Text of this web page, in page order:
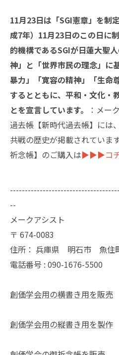
11月23日は「SGI憲章」を制
成7年）11月23日のこの日に
的機構であるSGIが日蓮大聖
神」と「世界市民の理念」に
暴力」「寛容の精神」「生命
するとともに、平和・文化・
とを宣言しています。
：メー
過去帳【新時代過去帳】には
共戦の歴史が掲載されていま
祈念帳】のご購入は▶︎▶︎▶︎コ
--
メークアシスト
〒 674-0083
住所： 兵庫県 明石市 魚住
電話番号 : 090-1676-5500
創価学会用の横書き用を販売
創価学会用の縦書き用を製作